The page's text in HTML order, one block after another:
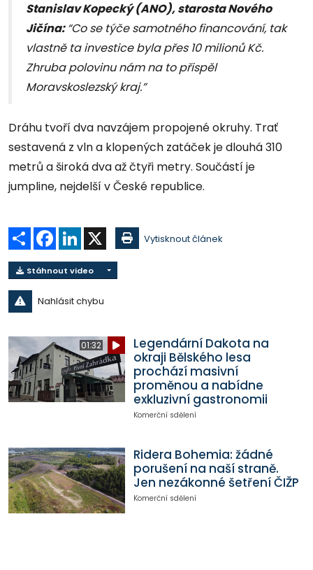
Stanislav Kopecký (ANO), starosta Nového
Jičína:“Co se týče samotného financování, tak
vlastně ta investice byla přes 10 milionů Kč.
Zhruba polovinu nám na to přispěl
Moravskoslezský kraj.”
Dráhu tvoří dva navzájem propojené okruhy. Trať
sestavená z vln a klopených zatáček je dlouhá 310
metrů a široká dva až čtyři metry. Součástí je
jumpline, nejdelší v České republice.
Sdílet Facebook
LinkedIn Vytisknout článek
Stáhnout video
Nahlásit chybu
01:32
Legendární Dakota na
okraji Bělského lesa
prochází masivní
proměnou a nabídne
exkluzivní gastronomii
Komerční sdělení
Ridera Bohemia: žádné
porušení na naší straně.
Jen nezákonné šetření ČIŽP
Komerční sdělení